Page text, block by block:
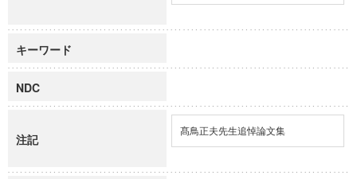
キーワード
NDC
注記
髙鳥正夫先生追悼論文集